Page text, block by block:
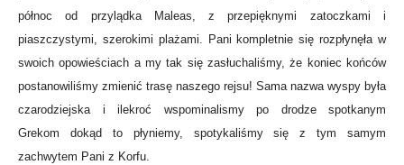
północ od przylądka Maleas, z przepięknymi zatoczkami i
piaszczystymi, szerokimi plażami. Pani kompletnie się rozpłynęła w
swoich opowieściach a my tak się zasłuchaliśmy, że koniec końców
postanowiliśmy zmienić trasę naszego rejsu! Sama nazwa wyspy była
czarodziejska i ilekroć wspominalismy po drodze spotkanym
Grekom dokąd to płyniemy, spotykaliśmy się z tym samym
zachwytem Pani z Korfu.